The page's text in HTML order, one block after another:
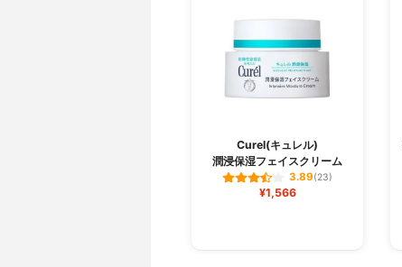
Curel(キュレル)
潤浸保湿フェイスクリーム
3.89(23)
¥1,566